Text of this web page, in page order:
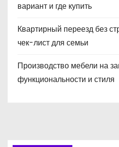
вариант и где купить
Квартирный переезд без
чек-лист для семьи
Производство мебели на
функциональности и стиля